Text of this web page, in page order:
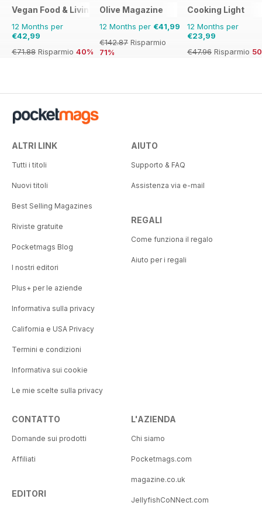
Vegan Food & Living Magazine
12 Months per
€42,99
€71.88 Risparmio 40%
Olive Magazine
12 Months per €41,99
€142.87 Risparmio
71%
Cooking Light
12 Months per
€23,99
€47.96 Risparmio
ALTRI LINK
Tutti i titoli
Nuovi titoli
Best Selling Magazines
Riviste gratuite
Pocketmags Blog
I nostri editori
Plus+ per le aziende
Informativa sulla privacy
California e USA Privacy
Termini e condizioni
Informativa sui cookie
Le mie scelte sulla privacy
AIUTO
Supporto & FAQ
Assistenza via e-mail
REGALI
Come funziona il regalo
Aiuto per i regali
CONTATTO
Domande sui prodotti
Affiliati
EDITORI
L'AZIENDA
Chi siamo
Pocketmags.com
magazine.co.uk
JellyfishCoNNect.com